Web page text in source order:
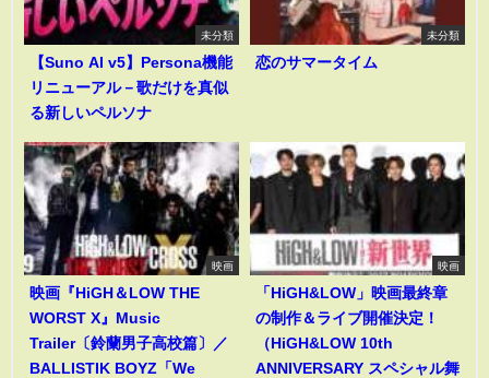
未分類
【Suno AI v5】Persona機能
リニューアル－歌だけを真似
る新しいペルソナ
未分類
恋のサマータイム
映画
映画『HiGH＆LOW THE
WORST X』Music
Trailer〔鈴蘭男子高校篇〕／
BALLISTIK BOYZ「We
映画
「HiGH&LOW」映画最終章
の制作＆ライブ開催決定！
（HiGH&LOW 10th
ANNIVERSARY スペシャル舞